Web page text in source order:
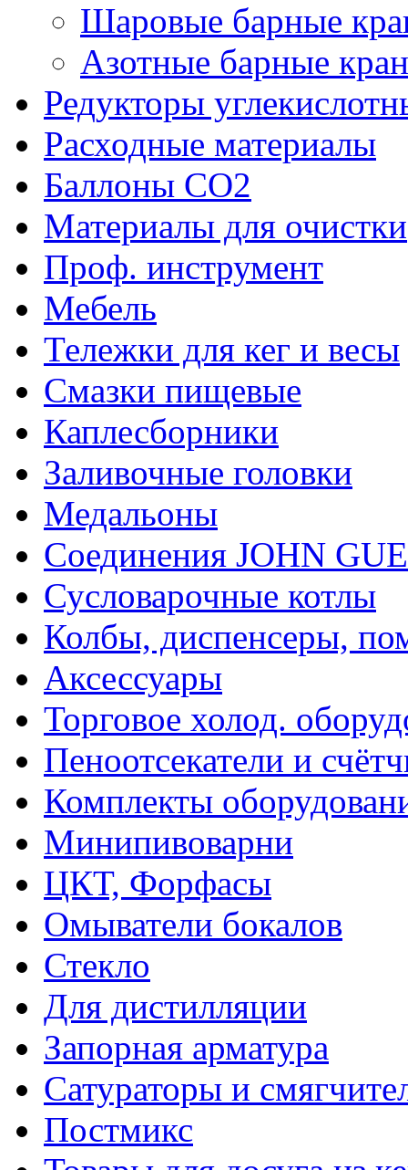
Шаровые барные
Азотные барные
Редукторы
Расходные материалы
Баллоны CO2
Материалы для очистки
Проф. инструмент
Мебель
Тележки для кег и весы
Смазки пищевые
Каплесборники
Заливочные головки
Медальоны
Соединения JOHN
Сусловарочные котлы
Колбы, диспенсеры,
Аксессуары
Торговое холод.
Пеноотсекатели и
Комплекты
Минипивоварни
ЦКТ, Форфасы
Омыватели бокалов
Стекло
Для дистилляции
Запорная арматура
Сатураторы и
Постмикс